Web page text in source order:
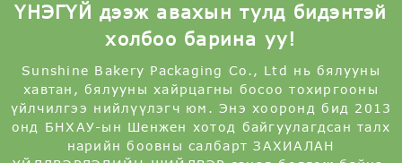
хавтан, бялууны хайрцагны босоо тохиргооны
үйлчилгээ нийлүүлэгч юм. Энэ хооронд бид 2013
онд БНХАУ-ын Шенжен хотод байгуулагдсан талх
нарийн боовны салбарт ЗАХИАЛАН
ҮЙЛДВЭРЛЭЛИЙН ШИЙДВЭР санал болгож байна.
SUBSCRIBE